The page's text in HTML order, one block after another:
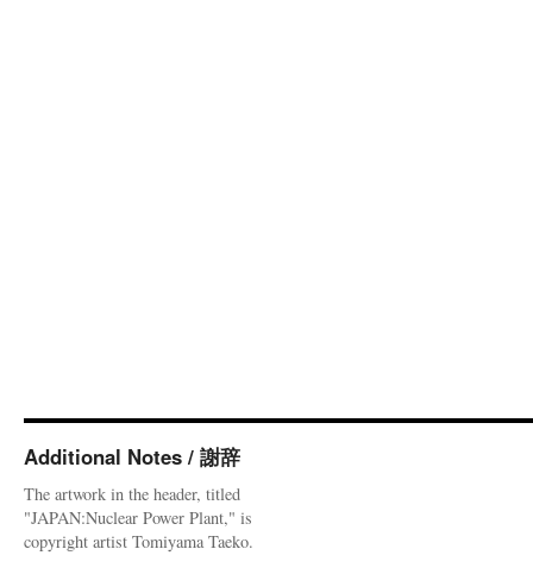
Additional Notes / 謝辞
The artwork in the header, titled
"JAPAN:Nuclear Power Plant," is
copyright artist Tomiyama Taeko.